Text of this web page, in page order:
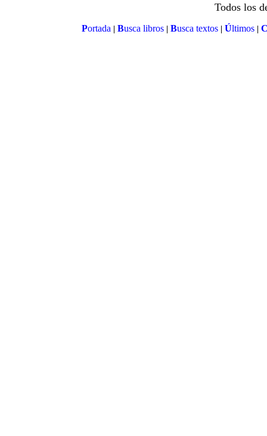
Todos los
Portada| Busca libros| Busca textos| Últimos|